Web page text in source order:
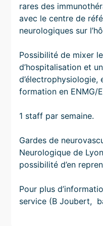
rares des
avec le centre de
neurologiques sur
Possibilité de mixer
d’hospitalisation et
d’électrophysiologie,
formation en ENMG/
1 staff par semaine.
Gardes de
Neurologique de
possibilité d’en
Pour plus
service (B Joubert,